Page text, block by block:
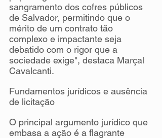
sangramento dos cofres públicos
de Salvador, permitindo que o
mérito de um contrato tão
complexo e impactante seja
debatido com o rigor que a
sociedade exige", destaca Marçal
Cavalcanti.
Fundamentos jurídicos e ausência
de licitação
O principal argumento jurídico que
embasa a ação é a flagrante